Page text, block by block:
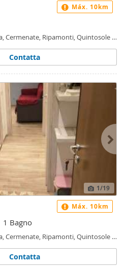
Cermenate, Ripamonti, Quintosole -
Contatta
Máx. 10km
1/19
1 Bagno
Cermenate, Ripamonti, Quintosole -
Contatta
Máx. 10km